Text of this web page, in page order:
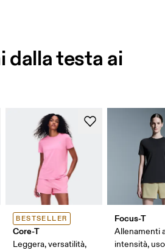
dalla testa ai
BESTSELLER
Core-T
Leggera, versatilità,
Focus-T
Allenamenti
intensità, uso